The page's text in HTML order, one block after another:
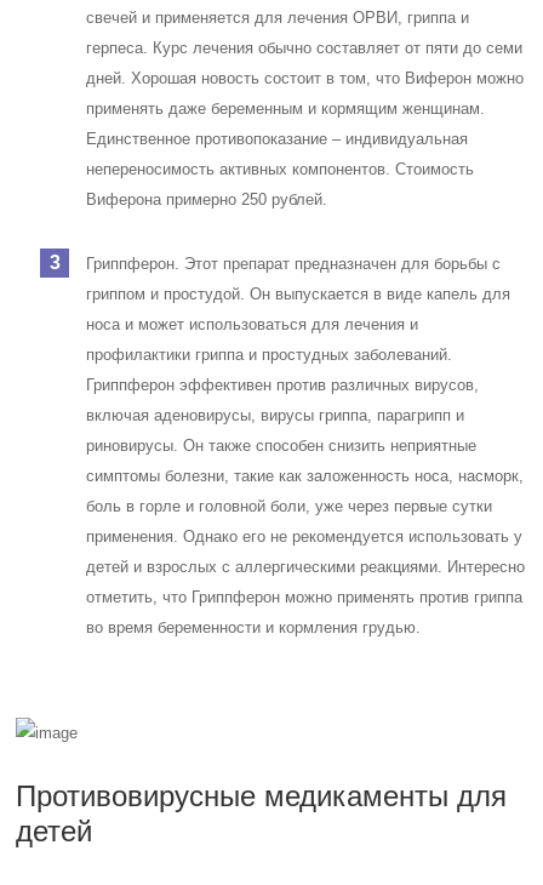
свечей и применяется для лечения ОРВИ, гриппа и
герпеса. Курс лечения обычно составляет от пяти до семи
дней. Хорошая новость состоит в том, что Виферон можно
применять даже беременным и кормящим женщинам.
Единственное противопоказание – индивидуальная
непереносимость активных компонентов. Стоимость
Виферона примерно 250 рублей.
Гриппферон. Этот препарат предназначен для борьбы с
гриппом и простудой. Он выпускается в виде капель для
носа и может использоваться для лечения и
профилактики гриппа и простудных заболеваний.
Гриппферон эффективен против различных вирусов,
включая аденовирусы, вирусы гриппа, парагрипп и
риновирусы. Он также способен снизить неприятные
симптомы болезни, такие как заложенность носа, насморк,
боль в горле и головной боли, уже через первые сутки
применения. Однако его не рекомендуется использовать у
детей и взрослых с аллергическими реакциями. Интересно
отметить, что Гриппферон можно применять против гриппа
во время беременности и кормления грудью.
Противовирусные медикаменты для
детей